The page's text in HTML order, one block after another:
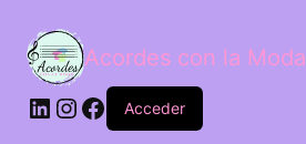
Acordes con la Moda
Acceder